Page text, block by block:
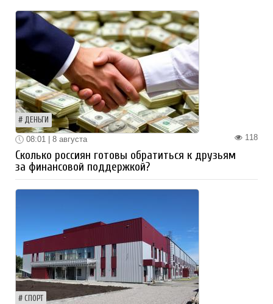
ДЕНЬГИ
118
08:01 | 8 августа
Сколько россиян готовы обратиться к друзьям
за финансовой поддержкой?
СПОРТ